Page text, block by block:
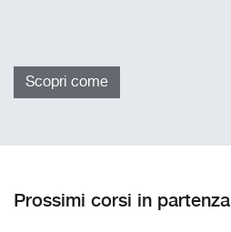
Scopri come
Prossimi corsi in partenza